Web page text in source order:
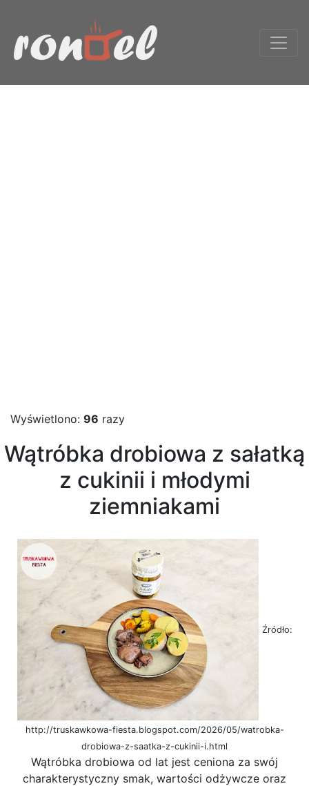
Wyświetlono: 96 razy
Wątróbka drobiowa z sałatką
z cukinii i młodymi
ziemniakami
Źródło:
http://truskawkowa-fiesta.blogspot.com/2026/05/watrobka-
drobiowa-z-saatka-z-cukinii-i.html
Wątróbka drobiowa od lat jest ceniona za swój
charakterystyczny smak, wartości odżywcze oraz